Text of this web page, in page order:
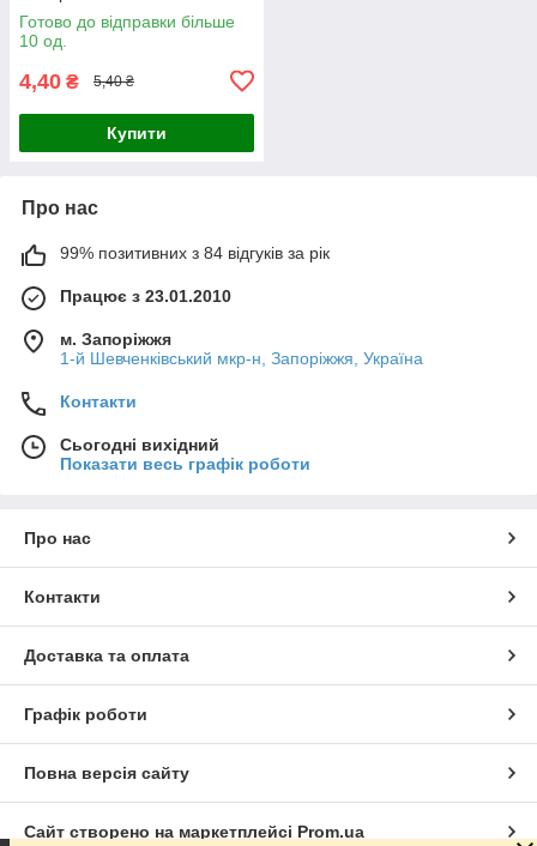
Готово до відправки більше
10 од.
4,40 ₴ 5,40 ₴
Купити
Про нас
99% позитивних з 84 відгуків за рік
Працює з 23.01.2010
м. Запоріжжя
1-й Шевченківський мкр-н, Запоріжжя, Україна
Контакти
Сьогодні вихідний
Показати весь графік роботи
Про нас
Контакти
Доставка та оплата
Графік роботи
Повна версія сайту
Сайт створено на маркетплейсі Prom.ua